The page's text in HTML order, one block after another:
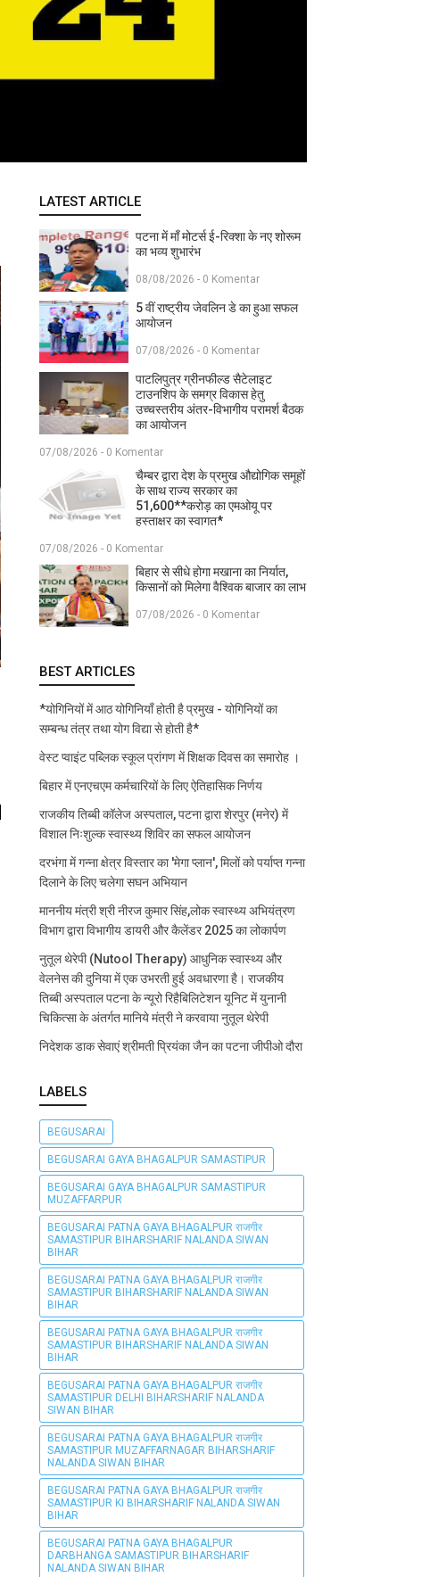
LATEST ARTICLE
पटना में माँ मोटर्स ई-रिक्शा के नए शोरूम
का भव्य शुभारंभ
08/08/2026 - 0 Komentar
5 वीं राष्ट्रीय जेवलिन डे का हुआ सफल
आयोजन
07/08/2026 - 0 Komentar
पाटलिपुत्र ग्रीनफील्ड सैटेलाइट
टाउनशिप के समग्र विकास हेतु
उच्चस्तरीय अंतर-विभागीय परामर्श बैठक
का आयोजन
07/08/2026 - 0 Komentar
चैम्बर द्वारा देश के प्रमुख औद्योगिक समूहों
के साथ राज्य सरकार का
51,600**करोड़ का एमओयू पर
हस्ताक्षर का स्वागत*
07/08/2026 - 0 Komentar
बिहार से सीधे होगा मखाना का निर्यात,
किसानों को मिलेगा वैश्विक बाजार का लाभ
07/08/2026 - 0 Komentar
BEST ARTICLES
*योगिनियों में आठ योगिनियाँ होती है प्रमुख - योगिनियों का
सम्बन्ध तंत्र तथा योग विद्या से होती है*
वेस्ट प्वाइंट पब्लिक स्कूल प्रांगण में शिक्षक दिवस का समारोह ।
बिहार में एनएचएम कर्मचारियों के लिए ऐतिहासिक निर्णय
राजकीय तिब्बी कॉलेज अस्पताल, पटना द्वारा शेरपुर (मनेर) में
विशाल निःशुल्क स्वास्थ्य शिविर का सफल आयोजन
दरभंगा में गन्ना क्षेत्र विस्तार का 'मेगा प्लान', मिलों को पर्याप्त गन्ना
दिलाने के लिए चलेगा सघन अभियान
माननीय मंत्री श्री नीरज कुमार सिंह,लोक स्वास्थ्य अभियंत्रण
विभाग द्वारा विभागीय डायरी और कैलेंडर 2025 का लोकार्पण
नुतूल थेरेपी (Nutool Therapy) आधुनिक स्वास्थ्य और
वेलनेस की दुनिया में एक उभरती हुई अवधारणा है। राजकीय
तिब्बी अस्पताल पटना के न्यूरो रिहैबिलिटेशन यूनिट में युनानी
चिकित्सा के अंतर्गत मानिये मंत्री ने करवाया नुतूल थेरेपी
निदेशक डाक सेवाएं श्रीमती प्रियंका जैन का पटना जीपीओ दौरा
LABELS
BEGUSARAI
BEGUSARAI GAYA BHAGALPUR SAMASTIPUR
BEGUSARAI GAYA BHAGALPUR SAMASTIPUR
MUZAFFARPUR
BEGUSARAI PATNA GAYA BHAGALPUR राजगीर
SAMASTIPUR BIHARSHARIF NALANDA SIWAN
BIHAR
BEGUSARAI PATNA GAYA BHAGALPUR राजगीर
SAMASTIPUR BIHARSHARIF NALANDA SIWAN
BIHAR
BEGUSARAI PATNA GAYA BHAGALPUR राजगीर
SAMASTIPUR BIHARSHARIF NALANDA SIWAN
BIHAR
BEGUSARAI PATNA GAYA BHAGALPUR राजगीर
SAMASTIPUR DELHI BIHARSHARIF NALANDA
SIWAN BIHAR
BEGUSARAI PATNA GAYA BHAGALPUR राजगीर
SAMASTIPUR MUZAFFARNAGAR BIHARSHARIF
NALANDA SIWAN BIHAR
BEGUSARAI PATNA GAYA BHAGALPUR राजगीर
SAMASTIPUR KI BIHARSHARIF NALANDA SIWAN
BIHAR
BEGUSARAI PATNA GAYA BHAGALPUR
DARBHANGA SAMASTIPUR BIHARSHARIF
NALANDA SIWAN BIHAR